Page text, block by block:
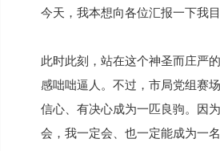
今天，我本想向各位汇报一下我
此时此刻，站在这个神圣而庄严
感咄咄逼人。不过，市局党组赛
信心、有决心成为一匹良驹。因
会，我一定会、也一定能成为一